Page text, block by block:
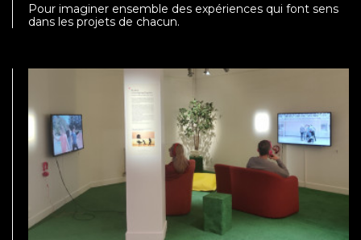
Pour imaginer ensemble des expériences qui font sens
dans les projets de chacun.